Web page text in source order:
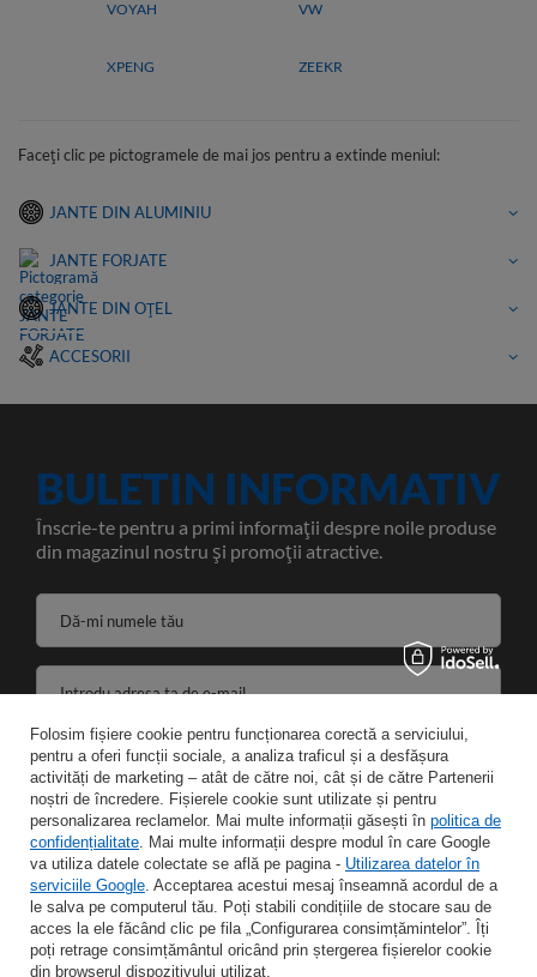
VOYAH VW
XPENG ZEEKR
Faceți clic pe pictogramele de mai jos pentru a extinde meniul:
JANTE DIN ALUMINIU
JANTE FORJATE
JANTE DIN OȚEL
ACCESORII
BULETIN INFORMATIV
Înscrie-te pentru a primi informații despre noile produse
din magazinul nostru și promoții atractive.
Dă-mi numele tău
Introdu adresa ta de e-mail
Sunt de acord cu prelucrarea datelor mele personale în scopurile și domeniul de aplicare al serviciilor de Newsletter.
SALVA
INFORMAŢII
Folosim fișiere cookie pentru funcționarea corectă a serviciului,
pentru a oferi funcții sociale, a analiza traficul și a desfășura
activități de marketing – atât de către noi, cât și de către Partenerii
noștri de încredere. Fișierele cookie sunt utilizate și pentru
personalizarea reclamelor. Mai multe informații găsești în politica de
confidențialitate. Mai multe informații despre modul în care Google
va utiliza datele colectate se află pe pagina - Utilizarea datelor în
serviciile Google. Acceptarea acestui mesaj înseamnă acordul de a
le salva pe computerul tău. Poți stabili condițiile de stocare sau de
acces la ele făcând clic pe fila „Configurarea consimțămintelor”. Îți
poți retrage consimțământul oricând prin ștergerea fișierelor cookie
din browserul dispozitivului utilizat.